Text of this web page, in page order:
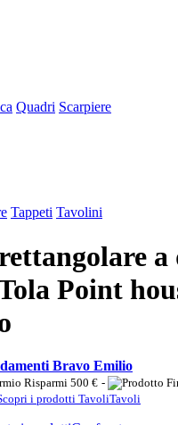
Quadri Scarpiere
Tappeti Tavolini
Point
Bravo Emilio
Risparmi 500 € -
Tavoli